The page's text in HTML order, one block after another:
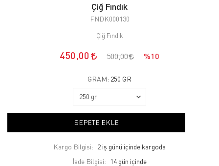
Çiğ Fındık
FNDK000130
Çiğ Fındık
450,00 500,00 %10
GRAM: 250 GR
SEPETE EKLE
Kargo Bilgisi: 2 iş günü içinde kargoda
İade Bilgisi: